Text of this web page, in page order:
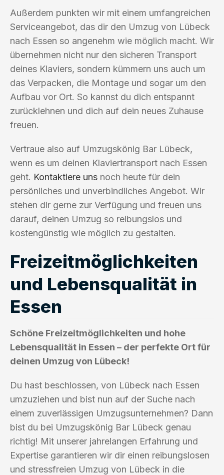
Außerdem punkten wir mit einem umfangreichen
Serviceangebot, das dir den Umzug von Lübeck
nach Essen so angenehm wie möglich macht. Wir
übernehmen nicht nur den sicheren Transport
deines Klaviers, sondern kümmern uns auch um
das Verpacken, die Montage und sogar um den
Aufbau vor Ort. So kannst du dich entspannt
zurücklehnen und dich auf dein neues Zuhause
freuen.
Vertraue also auf Umzugskönig Bar Lübeck,
wenn es um deinen Klaviertransport nach Essen
geht. Kontaktiere uns noch heute für dein
persönliches und unverbindliches Angebot. Wir
stehen dir gerne zur Verfügung und freuen uns
darauf, deinen Umzug so reibungslos und
kostengünstig wie möglich zu gestalten.
Freizeitmöglichkeiten
und Lebensqualität in
Essen
Schöne Freizeitmöglichkeiten und hohe
Lebensqualität in Essen – der perfekte Ort für
deinen Umzug von Lübeck!
Du hast beschlossen, von Lübeck nach Essen
umzuziehen und bist nun auf der Suche nach
einem zuverlässigen Umzugsunternehmen? Dann
bist du bei Umzugskönig Bar Lübeck genau
richtig! Mit unserer jahrelangen Erfahrung und
Expertise garantieren wir dir einen reibungslosen
und stressfreien Umzug von Lübeck in die